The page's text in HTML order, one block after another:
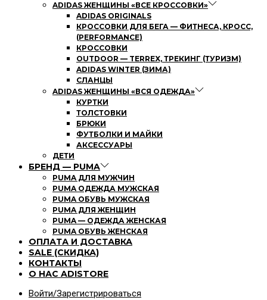
ADIDAS ЖЕНЩИНЫ «ВСЕ КРОССОВКИ»
ADIDAS ORIGINALS
КРОССОВКИ ДЛЯ БЕГА — ФИТНЕСА, КРОСС,
(PERFORMANCE)
КРОССОВКИ
OUTDOOR — TERREX, ТРЕКИНГ (ТУРИЗМ)
ADIDAS WINTER (ЗИМА)
СЛАНЦЫ
ADIDAS ЖЕНЩИНЫ «ВСЯ ОДЕЖДА»
КУРТКИ
ТОЛСТОВКИ
БРЮКИ
ФУТБОЛКИ И МАЙКИ
АКСЕССУАРЫ
ДЕТИ
БРЕНД — PUMA
PUMA ДЛЯ МУЖЧИН
PUMA ОДЕЖДА МУЖСКАЯ
PUMA ОБУВЬ МУЖСКАЯ
PUMA ДЛЯ ЖЕНЩИН
PUMA — ОДЕЖДА ЖЕНСКАЯ
PUMA ОБУВЬ ЖЕНСКАЯ
ОПЛАТА И ДОСТАВКА
SALE (СКИДКА)
КОНТАКТЫ
О НАС ADISTORE
Войти/Зарегистрироваться